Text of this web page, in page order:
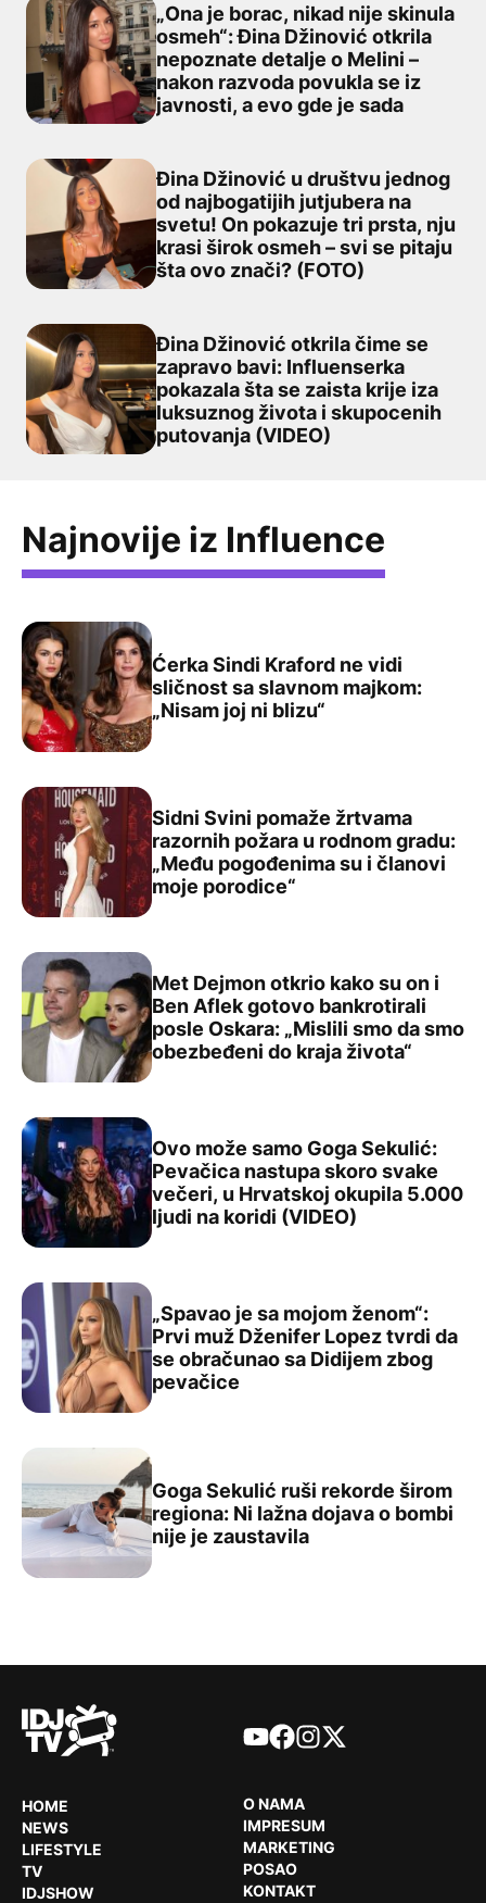
„Ona je borac, nikad nije skinula osmeh“: Đina
„Ona je borac, nikad nije skinula
osmeh“: Đina Džinović otkrila
nepoznate detalje o Melini –
nakon razvoda povukla se iz
javnosti, a evo gde je sada
Đina Džinović u društvu jednog od najbogatijih
Đina Džinović u društvu jednog
od najbogatijih jutjubera na
svetu! On pokazuje tri prsta, nju
krasi širok osmeh – svi se pitaju
šta ovo znači? (FOTO)
Đina Džinović otkrila čime se zapravo bavi:
Đina Džinović otkrila čime se
zapravo bavi: Influenserka
pokazala šta se zaista krije iza
luksuznog života i skupocenih
putovanja (VIDEO)
Najnovije iz Influence
Ćerka Sindi Kraford ne vidi sličnost sa slavnom majkom:
Ćerka Sindi Kraford ne vidi
sličnost sa slavnom majkom:
„Nisam joj ni blizu“
Sidni Svini pomaže žrtvama razornih požara u rodnom
Sidni Svini pomaže žrtvama
razornih požara u rodnom gradu:
„Među pogođenima su i članovi
moje porodice“
Met Dejmon otkrio kako su on i Ben Aflek gotovo
Met Dejmon otkrio kako su on i
Ben Aflek gotovo bankrotirali
posle Oskara: „Mislili smo da smo
obezbeđeni do kraja života“
Ovo može samo Goga Sekulić: Pevačica nastupa
Ovo može samo Goga Sekulić:
Pevačica nastupa skoro svake
večeri, u Hrvatskoj okupila 5.000
ljudi na koridi (VIDEO)
„Spavao je sa mojom ženom“: Prvi muž Dženifer
„Spavao je sa mojom ženom“:
Prvi muž Dženifer Lopez tvrdi da
se obračunao sa Didijem zbog
pevačice
Goga Sekulić ruši rekorde širom regiona: Ni lažna
Goga Sekulić ruši rekorde širom
regiona: Ni lažna dojava o bombi
nije je zaustavila
HOME
NEWS
LIFESTYLE
TV
IDJSHOW
YouTube
Facebook
Instagram
X
O NAMA
IMPRESUM
MARKETING
POSAO
KONTAKT